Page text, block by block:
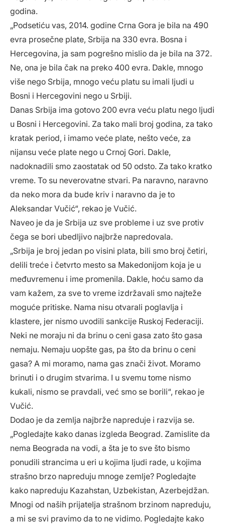
godina.
„Podsetiću vas, 2014. godine Crna Gora je bila na 490
evra prosečne plate, Srbija na 330 evra. Bosna i
Hercegovina, ja sam pogrešno mislio da je bila na 372.
Ne, ona je bila čak na preko 400 evra. Dakle, mnogo
više nego Srbija, mnogo veću platu su imali ljudi u
Bosni i Hercegovini nego u Srbiji.
Danas Srbija ima gotovo 200 evra veću platu nego ljudi
u Bosni i Hercegovini. Za tako mali broj godina, za tako
kratak period, i imamo veće plate, nešto veće, za
nijansu veće plate nego u Crnoj Gori. Dakle,
nadoknadili smo zaostatak od 50 odsto. Za tako kratko
vreme. To su neverovatne stvari. Pa naravno, naravno
da neko mora da bude kriv i naravno da je to
Aleksandar Vučić“, rekao je Vučić.
Naveo je da je Srbija uz sve probleme i uz sve protiv
čega se bori ubedljivo najbrže napredovala.
„Srbija je broj jedan po visini plata, bili smo broj četiri,
delili treće i četvrto mesto sa Makedonijom koja je u
međuvremenu i ime promenila. Dakle, hoću samo da
vam kažem, za sve to vreme izdržavali smo najteže
moguće pritiske. Nama nisu otvarali poglavlja i
klastere, jer nismo uvodili sankcije Ruskoj Federaciji.
Neki ne moraju ni da brinu o ceni gasa zato što gasa
nemaju. Nemaju uopšte gas, pa što da brinu o ceni
gasa? A mi moramo, nama gas znači život. Moramo
brinuti i o drugim stvarima. I u svemu tome nismo
kukali, nismo se pravdali, već smo se borili“, rekao je
Vučić.
Dodao je da zemlja najbrže napreduje i razvija se.
„Pogledajte kako danas izgleda Beograd. Zamislite da
nema Beograda na vodi, a šta je to sve što bismo
ponudili strancima u eri u kojima ljudi rade, u kojima
strašno brzo napreduju mnoge zemlje? Pogledajte
kako napreduju Kazahstan, Uzbekistan, Azerbejdžan.
Mnogi od naših prijatelja strašnom brzinom napreduju,
a mi se svi pravimo da to ne vidimo. Pogledajte kako